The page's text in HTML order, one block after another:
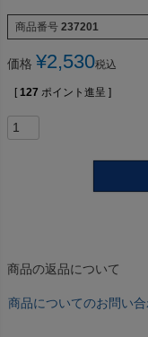
商品番号 237201
価格 ¥2,530税込
[ 127 ポイント進呈 ]
商品の返品について
商品についてのお問い